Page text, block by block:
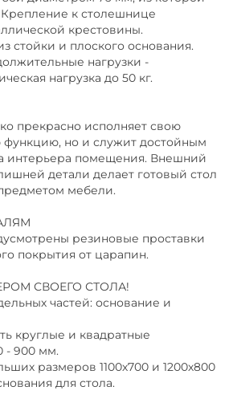
к столешнице
крестовины.
стойки и плоского основания.
нагрузки -
нагрузка до 50 кг.
прекрасно исполняет свою
функцию, но и служит достойным
интерьера помещения. Внешний
детали делает готовый стол
мебели.
резиновые проставки
покрытия от царапин.
СВОЕГО СТОЛА!
частей: основание и
круглые и квадратные
- 900 мм.
размеров 1100х700 и 1200х800
для стола.